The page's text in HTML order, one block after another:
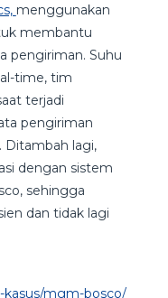
menggunakan
membantu
pengiriman. Suhu
time, tim
terjadi
pengiriman
Ditambah lagi,
dengan sistem
sehingga
dan tidak lagi
mgm-bosco/